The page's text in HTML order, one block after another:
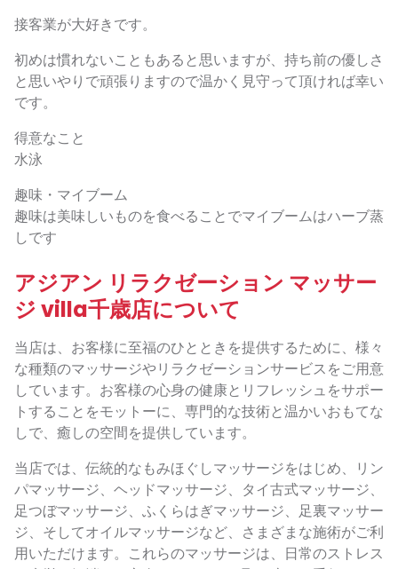
接客業が大好きです。
初めは慣れないこともあると思いますが、持ち前の優しさ
と思いやりで頑張りますので温かく見守って頂ければ幸い
です。
得意なこと
水泳
趣味・マイブーム
趣味は美味しいものを食べることでマイブームはハーブ蒸
しです
アジアン リラクゼーション マッサー
ジ villa千歳店について
当店は、お客様に至福のひとときを提供するために、様々
な種類のマッサージやリラクゼーションサービスをご用意
しています。お客様の心身の健康とリフレッシュをサポー
トすることをモットーに、専門的な技術と温かいおもてな
しで、癒しの空間を提供しています。
当店では、伝統的なもみほぐしマッサージをはじめ、リン
パマッサージ、ヘッドマッサージ、タイ古式マッサージ、
足つぼマッサージ、ふくらはぎマッサージ、足裏マッサー
ジ、そしてオイルマッサージなど、さまざまな施術がご利
用いただけます。これらのマッサージは、日常のストレス